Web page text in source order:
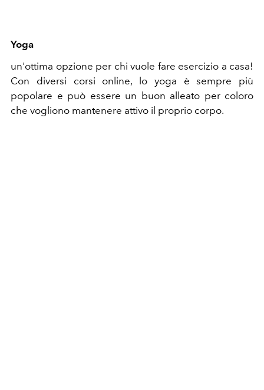
Yoga
un'ottima opzione per chi vuole fare esercizio a casa!
Con diversi corsi online, lo yoga è sempre più
popolare e può essere un buon alleato per coloro
che vogliono mantenere attivo il proprio corpo.